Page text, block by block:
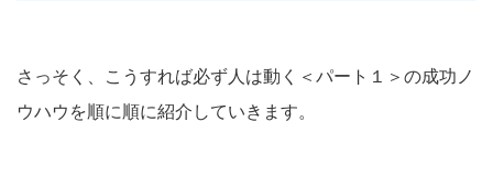
さっそく、こうすれば必ず人は動く＜パート１＞の成功ノ
ウハウを順に順に紹介していきます。